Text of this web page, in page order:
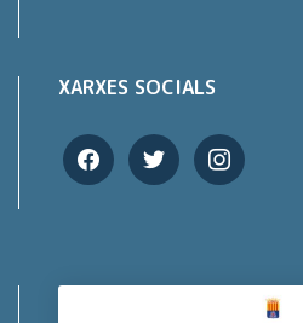
XARXES SOCIALS
facebooktwitter instagram